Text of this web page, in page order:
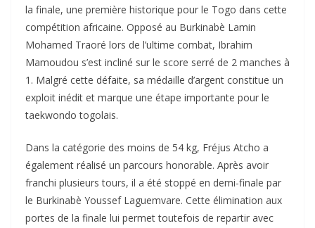
la finale, une première historique pour le Togo dans cette
compétition africaine. Opposé au Burkinabè Lamin
Mohamed Traoré lors de l’ultime combat, Ibrahim
Mamoudou s’est incliné sur le score serré de 2 manches à
1. Malgré cette défaite, sa médaille d’argent constitue un
exploit inédit et marque une étape importante pour le
taekwondo togolais.
Dans la catégorie des moins de 54 kg, Fréjus Atcho a
également réalisé un parcours honorable. Après avoir
franchi plusieurs tours, il a été stoppé en demi-finale par
le Burkinabè Youssef Laguemvare. Cette élimination aux
portes de la finale lui permet toutefois de repartir avec